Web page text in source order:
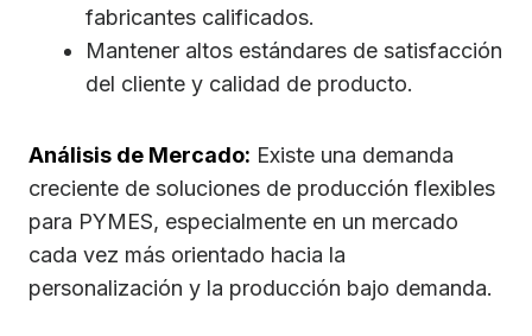
fabricantes calificados.
Mantener altos estándares de satisfacción
del cliente y calidad de producto.
Análisis de Mercado: Existe una demanda
creciente de soluciones de producción flexibles
para PYMES, especialmente en un mercado
cada vez más orientado hacia la
personalización y la producción bajo demanda.